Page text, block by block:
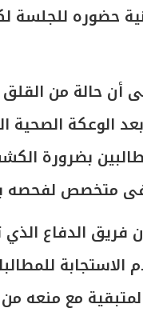
حضوره
أن حالة من
الوعكة الصحية
بضرورة
متخصص لفحصه
الدفاع الذي
مع منعه